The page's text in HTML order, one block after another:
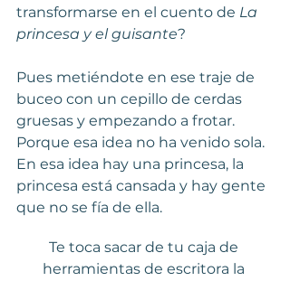
transformarse en el cuento de La
princesa y el guisante?
Pues metiéndote en ese traje de
buceo con un cepillo de cerdas
gruesas y empezando a frotar.
Porque esa idea no ha venido sola.
En esa idea hay una princesa, la
princesa está cansada y hay gente
que no se fía de ella.
Te toca sacar de tu caja de
herramientas de escritora la